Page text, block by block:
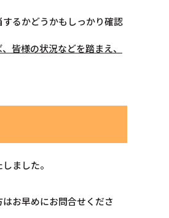
るかどうかもしっかり確認
皆様の状況などを踏まえ、
ました。
お早めにお問合せくださ